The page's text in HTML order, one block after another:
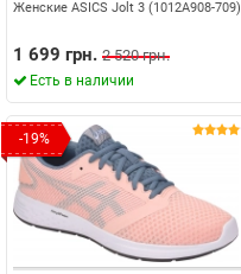
Женские ASICS Jolt 3 (1012A908-709)
1 699 грн. 2 520 грн.
Есть в наличии
-19%